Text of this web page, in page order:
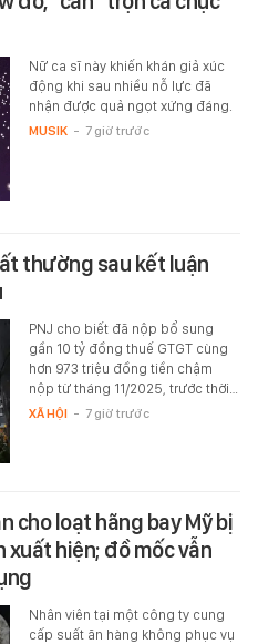
Nữ ca sĩ này khiến khán giả xúc
động khi sau nhiều nỗ lực đã
nhận được quả ngọt xứng đáng.
MUSIK - 7 giờ trước
thường sau kết luận
PNJ cho biết đã nộp bổ sung
gần 10 tỷ đồng thuế GTGT cùng
hơn 973 triệu đồng tiền chậm
nộp từ tháng 11/2025, trước thời…
XÃ HỘI - 7 giờ trước
cho loạt hãng bay Mỹ bị
xuất hiện; đồ mốc vẫn
Nhân viên tại một công ty cung
cấp suất ăn hàng không phục vụ